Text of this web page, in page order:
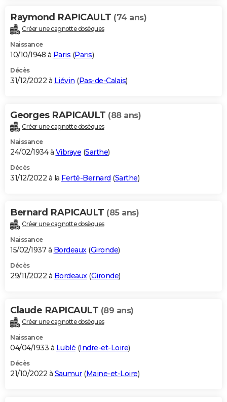
Raymond RAPICAULT (74 ans)
Créer une cagnotte obsèques
Naissance
10/10/1948 à Paris (Paris)
Décès
31/12/2022 à Liévin (Pas-de-Calais)
Georges RAPICAULT (88 ans)
Créer une cagnotte obsèques
Naissance
24/02/1934 à Vibraye (Sarthe)
Décès
31/12/2022 à la Ferté-Bernard (Sarthe)
Bernard RAPICAULT (85 ans)
Créer une cagnotte obsèques
Naissance
15/02/1937 à Bordeaux(Gironde)
Décès
29/11/2022 à Bordeaux(Gironde)
Claude RAPICAULT (89 ans)
Créer une cagnotte obsèques
Naissance
04/04/1933 à Lublé (Indre-et-Loire)
Décès
21/10/2022 à Saumur(Maine-et-Loire)